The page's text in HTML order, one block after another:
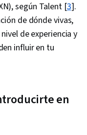
según Talent [3].
de dónde vivas,
de experiencia y
influir en tu
en